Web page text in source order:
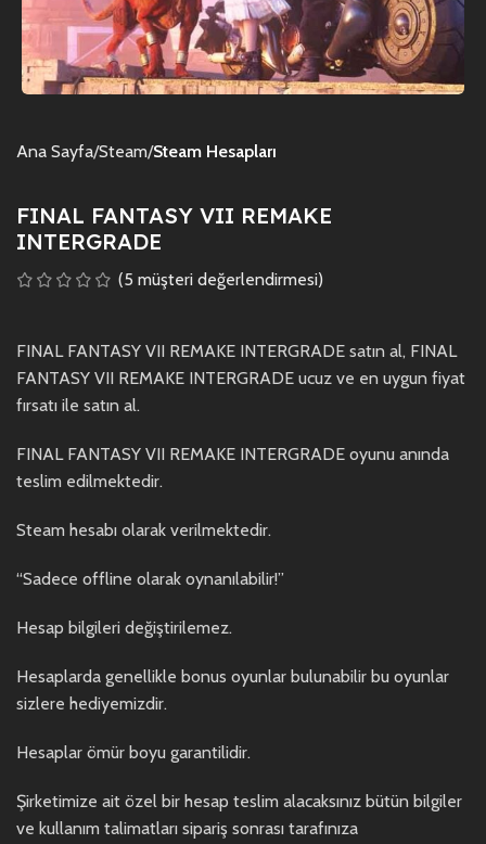
Ana Sayfa Steam Steam Hesapları
FINAL FANTASY VII REMAKE
INTERGRADE
(5 müşteri değerlendirmesi)
FINAL FANTASY VII REMAKE INTERGRADE satın al, FINAL
FANTASY VII REMAKE INTERGRADE ucuz ve en uygun fiyat
fırsatı ile satın al.
FINAL FANTASY VII REMAKE INTERGRADE oyunu anında
teslim edilmektedir.
Steam hesabı olarak verilmektedir.
“Sadece offline olarak oynanılabilir!”
Hesap bilgileri değiştirilemez.
Hesaplarda genellikle bonus oyunlar bulunabilir bu oyunlar
sizlere hediyemizdir.
Hesaplar ömür boyu garantilidir.
Şirketimize ait özel bir hesap teslim alacaksınız bütün bilgiler
ve kullanım talimatları sipariş sonrası tarafınıza